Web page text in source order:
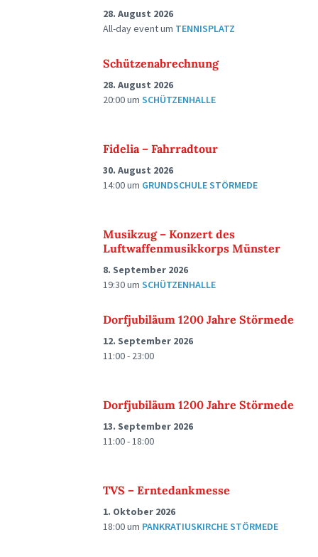
28. August 2026
All-day eventum TENNISPLATZ
Schützenabrechnung
28. August 2026
20:00um SCHÜTZENHALLE
Fidelia – Fahrradtour
30. August 2026
14:00um GRUNDSCHULE STÖRMEDE
Musikzug – Konzert des
Luftwaffenmusikkorps Münster
8. September 2026
19:30um SCHÜTZENHALLE
Dorfjubiläum 1200 Jahre Störmede
12. September 2026
11:00 - 23:00
Dorfjubiläum 1200 Jahre Störmede
13. September 2026
11:00 - 18:00
TVS – Erntedankmesse
1. Oktober 2026
18:00um PANKRATIUSKIRCHE STÖRMEDE